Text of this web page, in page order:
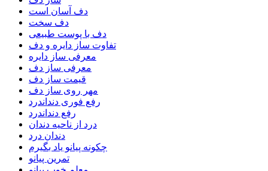
دف آسان است
دف سخت
دف با پوست طبیعی
تفاوت ساز دایره و دف
معرفی ساز دایره
معرفی ساز دف
قیمت ساز دف
مهر روی ساز دف
رفع فوری دنداندرد
رفع دنداندرد
درد از ناحیه دندان
دندان درد
چکونه پیانو یاد بگیرم
تمرین پیانو